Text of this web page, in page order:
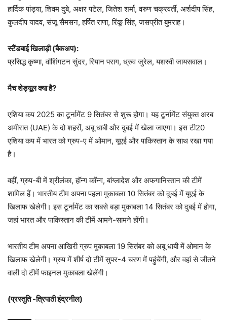
हार्दिक पांड्या, शिवम दुबे, अक्षर पटेल, जितेश शर्मा, वरुण चक्रवर्ती, अर्शदीप सिंह,
कुलदीप यादव, संजू सैमसन, हर्षित राणा, रिंकू सिंह, जसप्रीत बुमराह।
स्टैंडबाई खिलाड़ी (बैकअप):
प्रसिद्ध कृष्णा, वॉशिंगटन सुंदर, रियान पराग, ध्रुव जुरेल, यशस्वी जायसवाल।
मैच शेड्यूल क्या है?
एशिया कप 2025 का टूर्नामेंट 9 सितंबर से शुरू होगा। यह टूर्नामेंट संयुक्त अरब
अमीरात (UAE) के दो शहरों, अबू धाबी और दुबई में खेला जाएगा। इस टी20
एशिया कप में भारत को ग्रुप-ए में ओमान, यूएई और पाकिस्तान के साथ रखा गया
है।
वहीं, ग्रुप-बी में श्रीलंका, हॉन्ग कॉन्ग, बांग्लादेश और अफगानिस्तान की टीमें
शामिल हैं। भारतीय टीम अपना पहला मुकाबला 10 सितंबर को दुबई में यूएई के
खिलाफ खेलेगी। इस टूर्नामेंट का सबसे बड़ा मुकाबला 14 सितंबर को दुबई में होगा,
जहां भारत और पाकिस्तान की टीमें आमने-सामने होंगी।
भारतीय टीम अपना आखिरी ग्रुप मुकाबला 19 सितंबर को अबू धाबी में ओमान के
खिलाफ खेलेगी। ग्रुप में शीर्ष दो टीमें सुपर-4 चरण में पहुंचेंगी, और वहां से जीतने
वाली दो टीमें फाइनल मुकाबला खेलेंगी।
(प्रस्तुति -त्रिपाठी इंद्रनील)